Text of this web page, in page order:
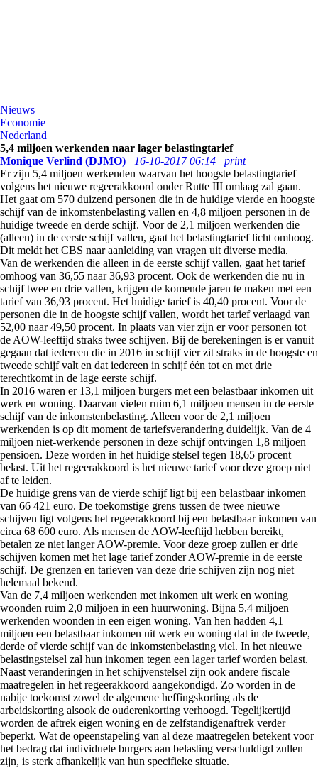
Nieuws
Economie
Nederland
5,4 miljoen werkenden naar lager belastingtarief
Monique Verlind (DJMO)
16-10-2017 06:14
print
Er zijn 5,4 miljoen werkenden waarvan het hoogste belastingtarief
volgens het nieuwe regeerakkoord onder Rutte III omlaag zal gaan.
Het gaat om 570 duizend personen die in de huidige vierde en hoogste
schijf van de inkomstenbelasting vallen en 4,8 miljoen personen in de
huidige tweede en derde schijf. Voor de 2,1 miljoen werkenden die
(alleen) in de eerste schijf vallen, gaat het belastingtarief licht omhoog.
Dit meldt het CBS naar aanleiding van vragen uit diverse media.
Van de werkenden die alleen in de eerste schijf vallen, gaat het tarief
omhoog van 36,55 naar 36,93 procent. Ook de werkenden die nu in
schijf twee en drie vallen, krijgen de komende jaren te maken met een
tarief van 36,93 procent. Het huidige tarief is 40,40 procent. Voor de
personen die in de hoogste schijf vallen, wordt het tarief verlaagd van
52,00 naar 49,50 procent. In plaats van vier zijn er voor personen tot
de AOW-leeftijd straks twee schijven. Bij de berekeningen is er vanuit
gegaan dat iedereen die in 2016 in schijf vier zit straks in de hoogste en
tweede schijf valt en dat iedereen in schijf één tot en met drie
terechtkomt in de lage eerste schijf.
In 2016 waren er 13,1 miljoen burgers met een belastbaar inkomen uit
werk en woning. Daarvan vielen ruim 6,1 miljoen mensen in de eerste
schijf van de inkomstenbelasting. Alleen voor de 2,1 miljoen
werkenden is op dit moment de tariefsverandering duidelijk. Van de 4
miljoen niet-werkende personen in deze schijf ontvingen 1,8 miljoen
pensioen. Deze worden in het huidige stelsel tegen 18,65 procent
belast. Uit het regeerakkoord is het nieuwe tarief voor deze groep niet
af te leiden.
De huidige grens van de vierde schijf ligt bij een belastbaar inkomen
van 66 421 euro. De toekomstige grens tussen de twee nieuwe
schijven ligt volgens het regeerakkoord bij een belastbaar inkomen van
circa 68 600 euro. Als mensen de AOW-leeftijd hebben bereikt,
betalen ze niet langer AOW-premie. Voor deze groep zullen er drie
schijven komen met het lage tarief zonder AOW-premie in de eerste
schijf. De grenzen en tarieven van deze drie schijven zijn nog niet
helemaal bekend.
Van de 7,4 miljoen werkenden met inkomen uit werk en woning
woonden ruim 2,0 miljoen in een huurwoning. Bijna 5,4 miljoen
werkenden woonden in een eigen woning. Van hen hadden 4,1
miljoen een belastbaar inkomen uit werk en woning dat in de tweede,
derde of vierde schijf van de inkomstenbelasting viel. In het nieuwe
belastingstelsel zal hun inkomen tegen een lager tarief worden belast.
Naast veranderingen in het schijvenstelsel zijn ook andere fiscale
maatregelen in het regeerakkoord aangekondigd. Zo worden in de
nabije toekomst zowel de algemene heffingskorting als de
arbeidskorting alsook de ouderenkorting verhoogd. Tegelijkertijd
worden de aftrek eigen woning en de zelfstandigenaftrek verder
beperkt. Wat de opeenstapeling van al deze maatregelen betekent voor
het bedrag dat individuele burgers aan belasting verschuldigd zullen
zijn, is sterk afhankelijk van hun specifieke situatie.